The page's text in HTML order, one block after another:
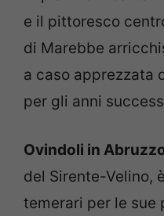
e il pittoresco
di Marebbe
a caso apprezzata
per gli anni
Ovindoli in
del Sirente-Velino,
temerari per le sue